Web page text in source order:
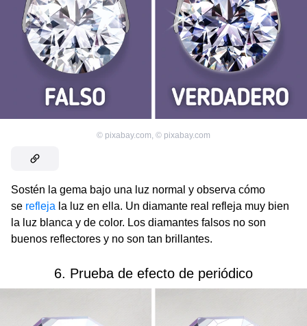
© pixabay.com © pixabay.com
Sostén la gema bajo una luz normal y observa cómo
se refleja la luz en ella. Un diamante real refleja muy bien
la luz blanca y de color. Los diamantes falsos no son
buenos reflectores y no son tan brillantes.
6. Prueba de efecto de periódico